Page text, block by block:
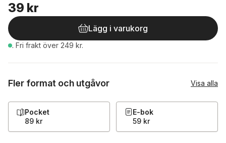
39 kr
Lägg i varukorg
. Fri frakt över 249 kr.
Fler format och utgåvor Visa alla
Pocket
89 kr
E-bok
59 kr